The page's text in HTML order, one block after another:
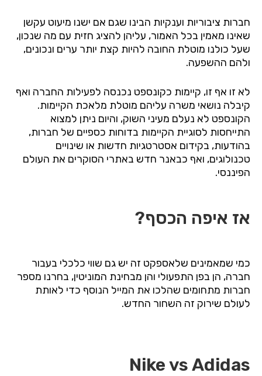
חברות ציבוריות וענקיות הבינו שגם אם ישנו מיעוט עקשן
שאינו מאמין בכל האמור, עליהן להציג חזית עם מה שנכון,
שעל כולנו מוטלת החובה להיות קצת יותר ערים ונכונים,
ולהם ההשפעה.
לא זו אף זו, קיימות כקונספט נכנסה לפעילות החברה ואף
קיבלה נושאי משרה עליהם מוטלת מלאכת הקיימות.
הקונספט לא נעלם מעיני השוק, והיום ניתן למצוא
התייחסות לסוגיית הקיימות בדוחות כספיים של חברות,
בהודעות, בקידום אסטרטגיות חדשות או שינויים
טכנולוגים, ואף כבאנר חדש באתרי הסוקרים את העולם
הפיננסי.
אז איפה הכסף?
כמי שמאמינים שלאספקט זה יש גם שווי כלכלי בעבור
חברה, הן בפן התפעולי והן מבחינת המוניטין, בחרנו מספר
חברות מתחומים שהלכו את המייל הנוסף כדי לאותת
לעולם שירוק זה השחור החדש.
Nike vs Adidas